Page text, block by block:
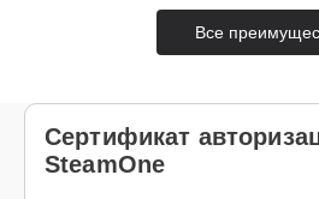
Все
Сертификат
SteamOne